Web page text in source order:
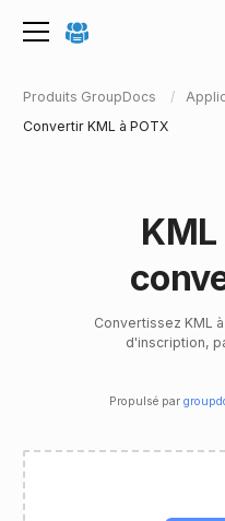
Produits GroupDocs
Convertir KML à POTX
KML
Convertissez KML
d'inscription,
Propulsé par